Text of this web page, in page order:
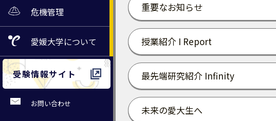
危機管理
愛媛大学について
受験情報サイト
お問い合わせ
重要なお知らせ
授業紹介 I Report
最先端研究紹介 Infinity
未来の愛大生へ